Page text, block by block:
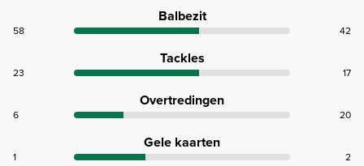
Balbezit
58 42
Tackles
23 17
Overtredingen
6 20
Gele kaarten
1 2